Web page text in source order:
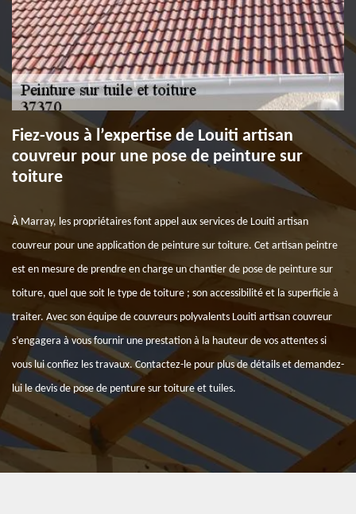
Fiez-vous à l’expertise de Louiti artisan
couvreur pour une pose de peinture sur
toiture
À Marray, les propriétaires font appel aux services de Louiti artisan
couvreur pour une application de peinture sur toiture. Cet artisan peintre
est en mesure de prendre en charge un chantier de pose de peinture sur
toiture, quel que soit le type de toiture ; son accessibilité et la superficie à
traiter. Avec son équipe de couvreurs polyvalents Louiti artisan couvreur
s’engagera à vous fournir une prestation à la hauteur de vos attentes si
vous lui confiez les travaux. Contactez-le pour plus de détails et demandez-
lui le devis de pose de penture sur toiture et tuiles.